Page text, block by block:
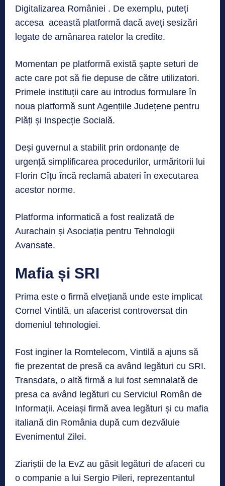
Digitalizarea României . De exemplu, puteți
accesa această platformă dacă aveți sesizări
legate de amânarea ratelor la credite.
Momentan pe platformă există șapte seturi de
acte care pot să fie depuse de către utilizatori.
Primele instituții care au introdus formulare în
noua platformă sunt Agențiile Județene pentru
Plăți și Inspecție Socială.
Deși guvernul a stabilit prin ordonanțe de
urgență simplificarea procedurilor, urmăritorii lui
Florin Cîțu încă reclamă abateri în executarea
acestor norme.
Platforma informatică a fost realizată de
Aurachain și Asociația pentru Tehnologii
Avansate.
Mafia și SRI
Prima este o firmă elvețiană unde este implicat
Cornel Vintilă, un afacerist controversat din
domeniul tehnologiei.
Fost inginer la Romtelecom, Vintilă a ajuns să
fie prezentat de presă ca având legături cu SRI.
Transdata, o altă firmă a lui fost semnalată de
presa ca având legături cu Serviciul Român de
Informații. Aceiași firmă avea legături și cu mafia
italiană din România după cum dezvăluie
Evenimentul Zilei.
Ziariștii de la EvZ au găsit legături de afaceri cu
o companie a lui Sergio Pileri, reprezentantul